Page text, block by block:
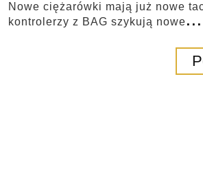
Nowe ciężarówki mają już nowe
kontrolerzy z BAG szykują nowe...